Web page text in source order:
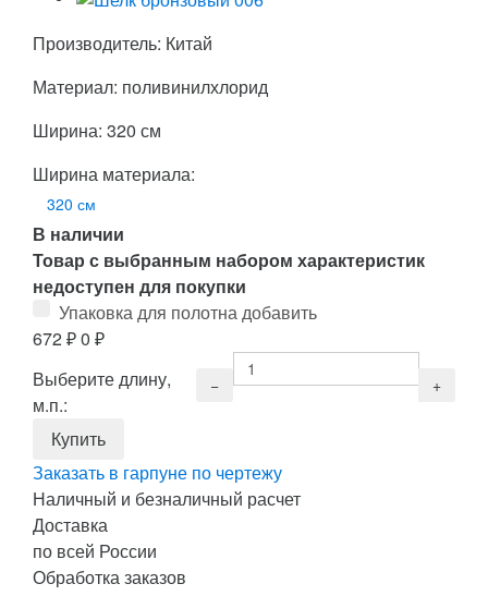
Производитель: Китай
Материал: поливинилхлорид
Ширина: 320 см
Ширина материала:
320 см
В наличии
Товар с выбранным набором характеристик
недоступен для покупки
Упаковка для полотна добавить
672₽0 ₽
Выберите длину,
м.п.:
Заказать в гарпуне по чертежу
Наличный и безналичный расчет
Доставка
по всей России
Обработка заказов